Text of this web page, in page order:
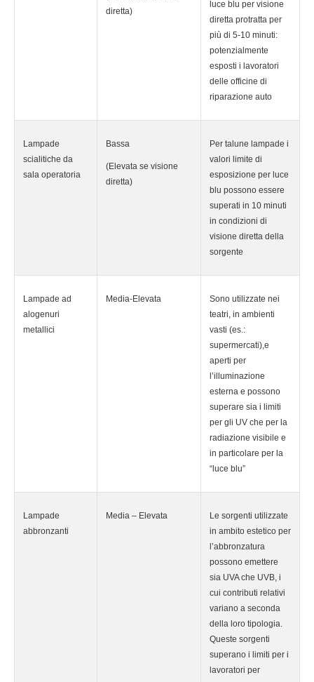
diretta)
luce blu per visione
diretta protratta per
più di 5-10 minuti:
potenzialmente
esposti i lavoratori
delle officine di
riparazione auto
Lampade
scialitiche da
sala operatoria
Bassa
(Elevata se visione
diretta)
Per talune lampade i
valori limite di
esposizione per luce
blu possono essere
superati in 10 minuti
in condizioni di
visione diretta della
sorgente
Lampade ad
alogenuri
metallici
Media-Elevata
Sono utilizzate nei
teatri, in ambienti
vasti (es.:
supermercati),e
aperti per
l’illuminazione
esterna e possono
superare sia i limiti
per gli UV che per la
radiazione visibile e
in particolare per la
“luce blu”
Lampade
abbronzanti
Media – Elevata
Le sorgenti utilizzate
in ambito estetico per
l’abbronzatura
possono emettere
sia UVA che UVB, i
cui contributi relativi
variano a seconda
della loro tipologia.
Queste sorgenti
superano i limiti per i
lavoratori per